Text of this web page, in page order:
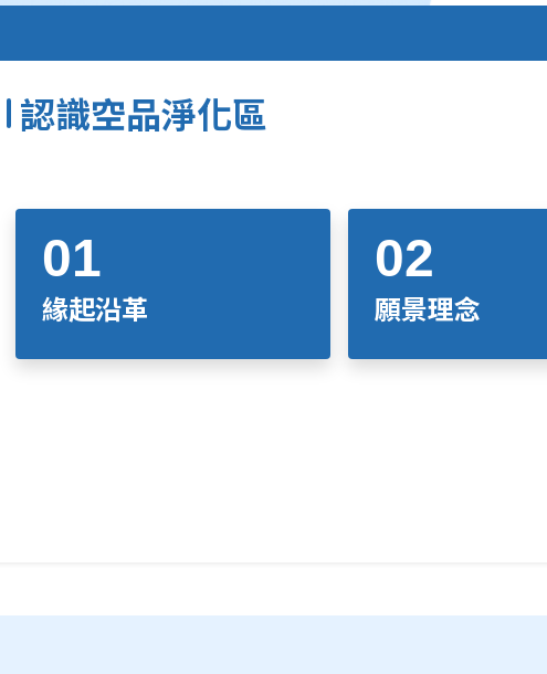
認識空品淨化區
緣起沿革 願景理念